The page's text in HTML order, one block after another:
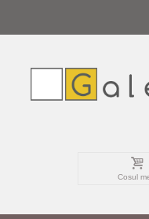
Cosul